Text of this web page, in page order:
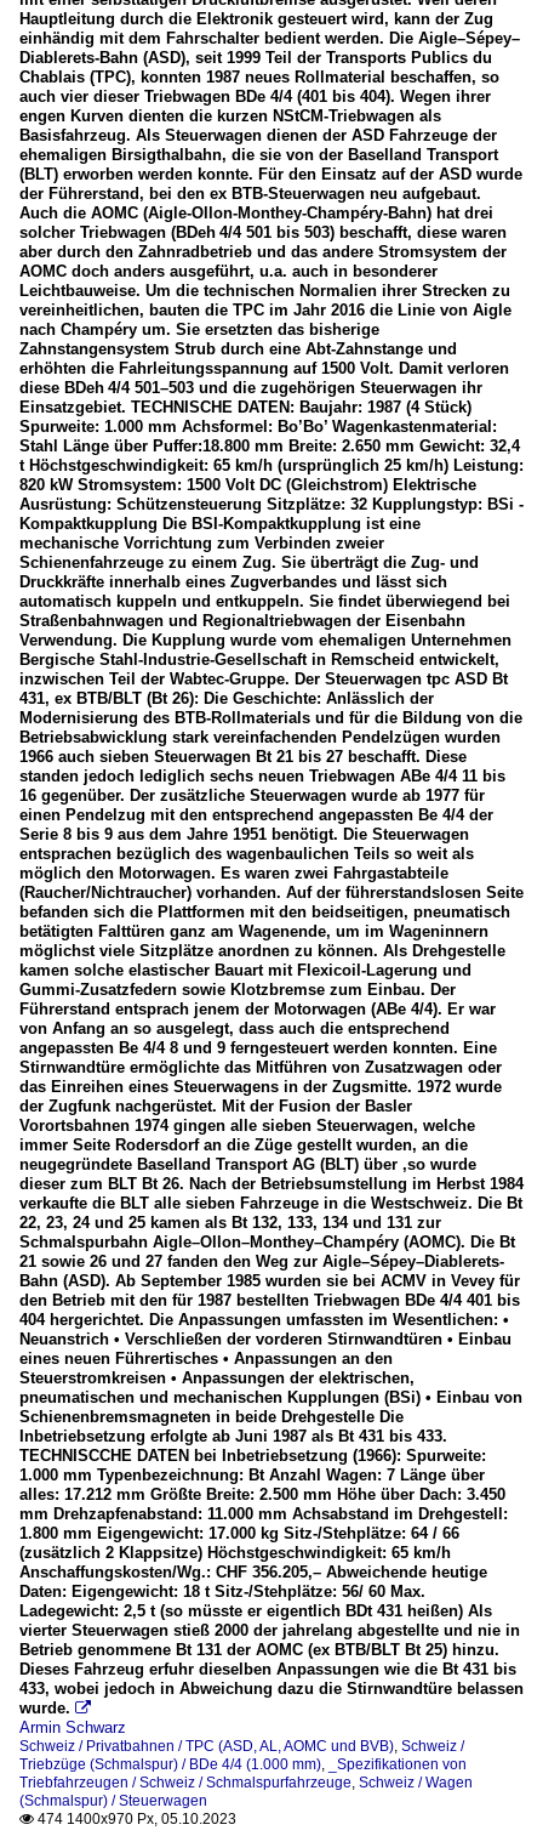
Hauptleitung durch die Elektronik gesteuert wird, kann der Zug
einhändig mit dem Fahrschalter bedient werden. Die Aigle–Sépey–
Diablerets-Bahn (ASD), seit 1999 Teil der Transports Publics du
Chablais (TPC), konnten 1987 neues Rollmaterial beschaffen, so
auch vier dieser Triebwagen BDe 4/4 (401 bis 404). Wegen ihrer
engen Kurven dienten die kurzen NStCM-Triebwagen als
Basisfahrzeug. Als Steuerwagen dienen der ASD Fahrzeuge der
ehemaligen Birsigthalbahn, die sie von der Baselland Transport
(BLT) erworben werden konnte. Für den Einsatz auf der ASD wurde
der Führerstand, bei den ex BTB-Steuerwagen neu aufgebaut.
Auch die AOMC (Aigle-Ollon-Monthey-Champéry-Bahn) hat drei
solcher Triebwagen (BDeh 4/4 501 bis 503) beschafft, diese waren
aber durch den Zahnradbetrieb und das andere Stromsystem der
AOMC doch anders ausgeführt, u.a. auch in besonderer
Leichtbauweise. Um die technischen Normalien ihrer Strecken zu
vereinheitlichen, bauten die TPC im Jahr 2016 die Linie von Aigle
nach Champéry um. Sie ersetzten das bisherige
Zahnstangensystem Strub durch eine Abt-Zahnstange und
erhöhten die Fahrleitungsspannung auf 1500 Volt. Damit verloren
diese BDeh 4/4 501–503 und die zugehörigen Steuerwagen ihr
Einsatzgebiet. TECHNISCHE DATEN: Baujahr: 1987 (4 Stück)
Spurweite: 1.000 mm Achsformel: Bo’Bo’ Wagenkastenmaterial:
Stahl Länge über Puffer:18.800 mm Breite: 2.650 mm Gewicht: 32,4
t Höchstgeschwindigkeit: 65 km/h (ursprünglich 25 km/h) Leistung:
820 kW Stromsystem: 1500 Volt DC (Gleichstrom) Elektrische
Ausrüstung: Schützensteuerung Sitzplätze: 32 Kupplungstyp: BSi -
Kompaktkupplung Die BSI-Kompaktkupplung ist eine
mechanische Vorrichtung zum Verbinden zweier
Schienenfahrzeuge zu einem Zug. Sie überträgt die Zug- und
Druckkräfte innerhalb eines Zugverbandes und lässt sich
automatisch kuppeln und entkuppeln. Sie findet überwiegend bei
Straßenbahnwagen und Regionaltriebwagen der Eisenbahn
Verwendung. Die Kupplung wurde vom ehemaligen Unternehmen
Bergische Stahl-Industrie-Gesellschaft in Remscheid entwickelt,
inzwischen Teil der Wabtec-Gruppe. Der Steuerwagen tpc ASD Bt
431, ex BTB/BLT (Bt 26): Die Geschichte: Anlässlich der
Modernisierung des BTB-Rollmaterials und für die Bildung von die
Betriebsabwicklung stark vereinfachenden Pendelzügen wurden
1966 auch sieben Steuerwagen Bt 21 bis 27 beschafft. Diese
standen jedoch lediglich sechs neuen Triebwagen ABe 4/4 11 bis
16 gegenüber. Der zusätzliche Steuerwagen wurde ab 1977 für
einen Pendelzug mit den entsprechend angepassten Be 4/4 der
Serie 8 bis 9 aus dem Jahre 1951 benötigt. Die Steuerwagen
entsprachen bezüglich des wagenbaulichen Teils so weit als
möglich den Motorwagen. Es waren zwei Fahrgastabteile
(Raucher/Nichtraucher) vorhanden. Auf der führerstandslosen Seite
befanden sich die Plattformen mit den beidseitigen, pneumatisch
betätigten Falttüren ganz am Wagenende, um im Wageninnern
möglichst viele Sitzplätze anordnen zu können. Als Drehgestelle
kamen solche elastischer Bauart mit Flexicoil-Lagerung und
Gummi-Zusatzfedern sowie Klotzbremse zum Einbau. Der
Führerstand entsprach jenem der Motorwagen (ABe 4/4). Er war
von Anfang an so ausgelegt, dass auch die entsprechend
angepassten Be 4/4 8 und 9 ferngesteuert werden konnten. Eine
Stirnwandtüre ermöglichte das Mitführen von Zusatzwagen oder
das Einreihen eines Steuerwagens in der Zugsmitte. 1972 wurde
der Zugfunk nachgerüstet. Mit der Fusion der Basler
Vorortsbahnen 1974 gingen alle sieben Steuerwagen, welche
immer Seite Rodersdorf an die Züge gestellt wurden, an die
neugegründete Baselland Transport AG (BLT) über ,so wurde
dieser zum BLT Bt 26. Nach der Betriebsumstellung im Herbst 1984
verkaufte die BLT alle sieben Fahrzeuge in die Westschweiz. Die Bt
22, 23, 24 und 25 kamen als Bt 132, 133, 134 und 131 zur
Schmalspurbahn Aigle–Ollon–Monthey–Champéry (AOMC). Die Bt
21 sowie 26 und 27 fanden den Weg zur Aigle–Sépey–Diablerets-
Bahn (ASD). Ab September 1985 wurden sie bei ACMV in Vevey für
den Betrieb mit den für 1987 bestellten Triebwagen BDe 4/4 401 bis
404 hergerichtet. Die Anpassungen umfassten im Wesentlichen: •
Neuanstrich • Verschließen der vorderen Stirnwandtüren • Einbau
eines neuen Führertisches • Anpassungen an den
Steuerstromkreisen • Anpassungen der elektrischen,
pneumatischen und mechanischen Kupplungen (BSi) • Einbau von
Schienenbremsmagneten in beide Drehgestelle Die
Inbetriebsetzung erfolgte ab Juni 1987 als Bt 431 bis 433.
TECHNISCCHE DATEN bei Inbetriebsetzung (1966): Spurweite:
1.000 mm Typenbezeichnung: Bt Anzahl Wagen: 7 Länge über
alles: 17.212 mm Größte Breite: 2.500 mm Höhe über Dach: 3.450
mm Drehzapfenabstand: 11.000 mm Achsabstand im Drehgestell:
1.800 mm Eigengewicht: 17.000 kg Sitz-/Stehplätze: 64 / 66
(zusätzlich 2 Klappsitze) Höchstgeschwindigkeit: 65 km/h
Anschaffungskosten/Wg.: CHF 356.205,– Abweichende heutige
Daten: Eigengewicht: 18 t Sitz-/Stehplätze: 56/ 60 Max.
Ladegewicht: 2,5 t (so müsste er eigentlich BDt 431 heißen) Als
vierter Steuerwagen stieß 2000 der jahrelang abgestellte und nie in
Betrieb genommene Bt 131 der AOMC (ex BTB/BLT Bt 25) hinzu.
Dieses Fahrzeug erfuhr dieselben Anpassungen wie die Bt 431 bis
433, wobei jedoch in Abweichung dazu die Stirnwandtüre belassen
wurde. 
Armin Schwarz
Schweiz / Privatbahnen / TPC (ASD, AL, AOMC und BVB) Schweiz /
Triebzüge (Schmalspur) / BDe 4/4 (1.000 mm)
_Spezifikationen von
Triebfahrzeugen / Schweiz / Schmalspurfahrzeuge Schweiz / Wagen
(Schmalspur) / Steuerwagen
 474 1400x970 Px, 05.10.2023